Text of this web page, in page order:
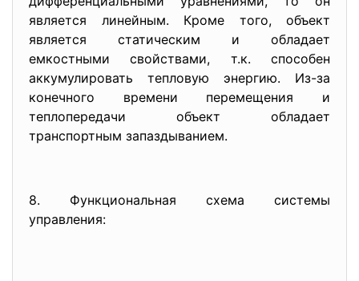
является линейным. Кроме того, объект
является статическим и обладает
емкостными свойствами, т.к. способен
аккумулировать тепловую энергию. Из-за
конечного времени перемещения и
теплопередачи объект обладает
транспортным запаздыванием.
8. Функциональная схема системы
управления: